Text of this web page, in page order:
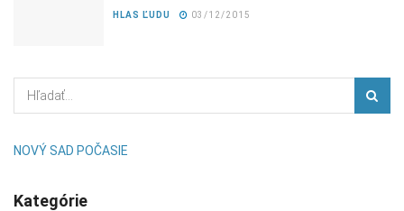
HLAS ĽUDU 03/12/2015
NOVÝ SAD POČASIE
Kategórie